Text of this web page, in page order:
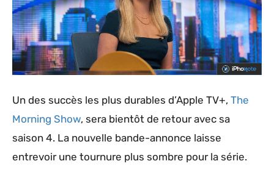
Un des succès les plus durables d’Apple TV+, The
Morning Show, sera bientôt de retour avec sa
saison 4. La nouvelle bande-annonce laisse
entrevoir une tournure plus sombre pour la série.